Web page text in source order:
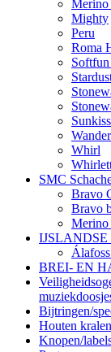
Merino
Mighty
Peru
Roma
Whirl
SMC
Bravo
Bravo
Merino
BREI- EN
Bijtringen/
Houten kralen
Knopen/